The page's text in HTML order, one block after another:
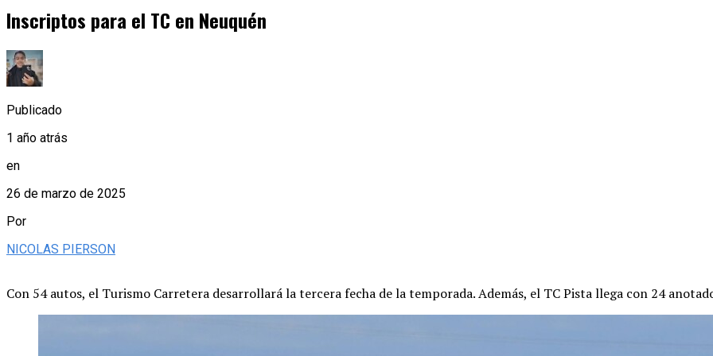
Inscriptos para el TC en Neuquén
Publicado
1 año atrás
en
26 de marzo de 2025
Por
NICOLAS PIERSON
Con 54 autos, el Turismo Carretera desarrollará la tercera fecha de la temporada. Además, el TC Pista llega con 24